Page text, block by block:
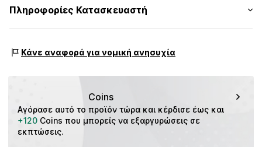
Εξωτερικό ύφασμα: 100% Πολυεστέρας - PES
Πληροφορίες Κατασκευαστή
DE-97228 Rottendorf
Κάνε αναφορά για νομική ανησυχία
Coins
+120 Coins που μπορείς να εξαργυρώσεις σε
εκπτώσεις.